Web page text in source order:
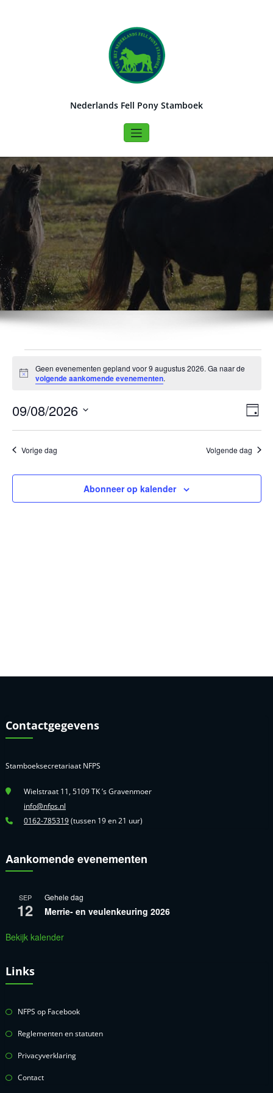
Nederlands Fell Pony Stamboek
Evenementen
9
augustus
2026
Bericht
Geen evenementen gepland voor 9 augustus 2026. Ga naar de
volgende aankomende evenementen.
Dag
09/08/2026
datum.
Vorige dag Volgende dag
Abonneer op kalender
Contactgegevens
Stamboeksecretariaat NFPS
Wielstraat 11, 5109 TK ’s Gravenmoer
info@nfps.nl
0162-785319(tussen 19 en 21 uur)
Aankomende evenementen
SEP
12
Gehele dag
Merrie- en veulenkeuring 2026
Bekijk kalender
Links
NFPS op Facebook
Reglementen en statuten
Privacyverklaring
Contact